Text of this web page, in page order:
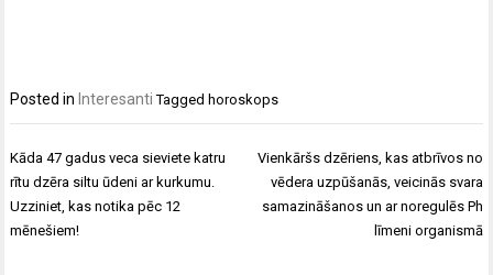
Posted in Interesanti Tagged horoskops
Ziņu
izvēlne
Kāda 47 gadus veca sieviete katru
rītu dzēra siltu ūdeni ar kurkumu.
Uzziniet, kas notika pēc 12
mēnešiem!
Vienkāršs dzēriens, kas atbrīvos no
vēdera uzpūšanās, veicinās svara
samazināšanos un ar noregulēs Ph
līmeni organismā